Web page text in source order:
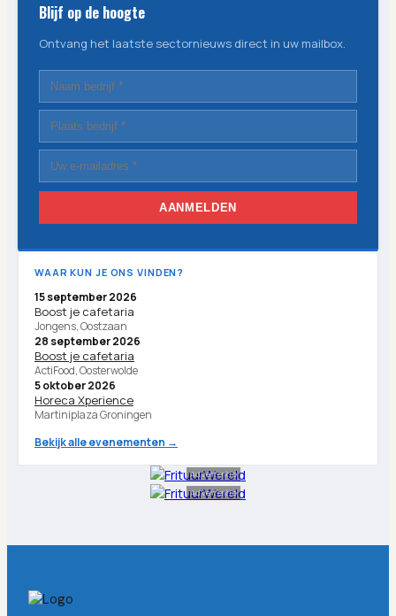
Blijf op de hoogte
Ontvang het laatste sectornieuws direct in uw mailbox.
AANMELDEN
WAAR KUN JE ONS VINDEN?
15 september 2026
Boost je cafetaria
Jongens, Oostzaan
28 september 2026
Boost je cafetaria
ActiFood, Oosterwolde
5 oktober 2026
Horeca Xperience
Martiniplaza Groningen
Bekijk alle evenementen →
Advertentie
Advertentie